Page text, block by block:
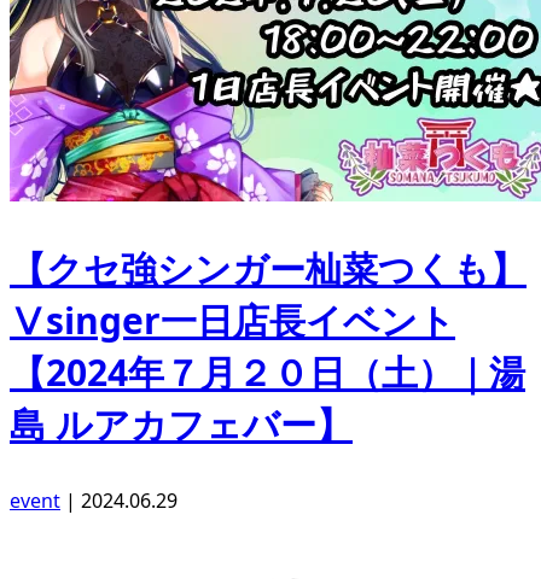
【クセ強シンガー杣菜つくも】
Ⅴsinger一日店長イベント
【2024年７月２０日（土）｜湯
島 ルアカフェバー】
event | 2024.06.29